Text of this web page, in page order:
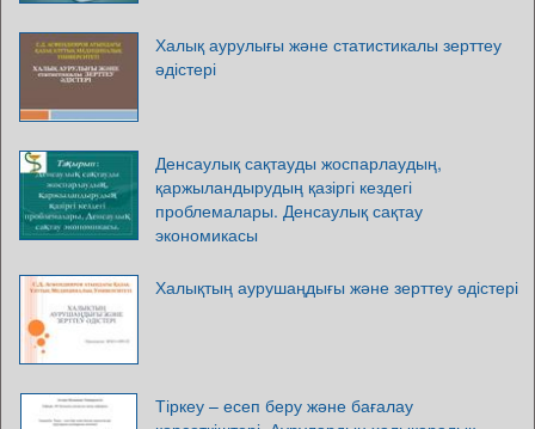
Халық аурулығы және статистикалы зерттеу
әдістері
Денсаулық сақтауды жоспарлаудың,
қаржыландырудың қазіргі кездегі
проблемалары. Денсаулық сақтау
экономикасы
Халықтың аурушаңдығы және зерттеу әдістері
Тіркеу – есеп беру және бағалау